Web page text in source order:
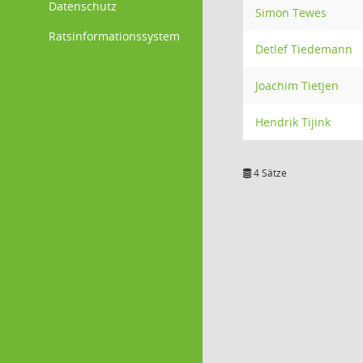
Datenschutz
Ratsinformationssystem
Simon Tewes
Detlef Tiedemann
Joachim Tietjen
Hendrik Tijink
4 Sätze